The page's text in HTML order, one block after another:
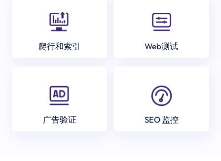
爬行和索引 Web测试
广告验证 SEO 监控